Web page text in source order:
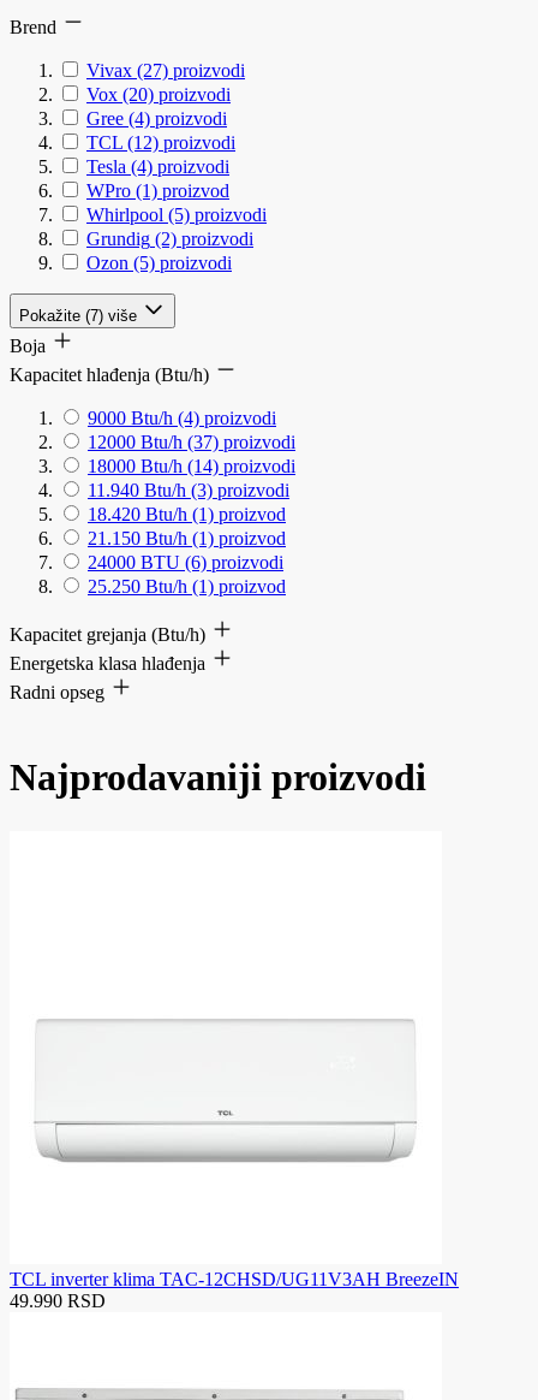
Brend
Vivax (27) proizvodi
Vox (20) proizvodi
Gree (4) proizvodi
TCL (12) proizvodi
Tesla (4) proizvodi
WPro (1) proizvod
Whirlpool (5) proizvodi
Grundig (2) proizvodi
Ozon (5) proizvodi
Pokažite (7) više
Boja
Kapacitet hlađenja (Btu/h)
9000 Btu/h (4) proizvodi
12000 Btu/h (37) proizvodi
18000 Btu/h (14) proizvodi
11.940 Btu/h (3) proizvodi
18.420 Btu/h (1) proizvod
21.150 Btu/h (1) proizvod
24000 BTU (6) proizvodi
25.250 Btu/h (1) proizvod
Kapacitet grejanja (Btu/h)
Energetska klasa hlađenja
Radni opseg
Najprodavaniji proizvodi
TCL inverter klima TAC-12CHSD/UG11V3AH BreezeIN
49.990 RSD